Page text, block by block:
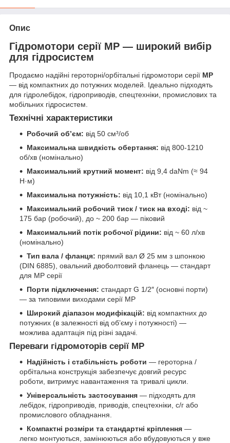
Опис
Гідромотори серії MP — широкий вибір
для гідросистем
Продаємо надійні героторні/орбітальні гідромотори серії MP
— від компактних до потужних моделей. Ідеально підходять
для гідролебідок, гідроприводів, спецтехніки, промислових та
мобільних гідросистем.
Технічні характеристики
Робочий об’єм: від 50 см³/об
Максимальна швидкість обертання: від 800-1210
об/хв (номінально)
Максимальний крутний момент: від 9,4 daNm (≈ 94
Н·м)
Максимальна потужність: від 10,1 кВт (номінально)
Максимальний робочий тиск / тиск на вході: від ~
175 бар (робочий), до ~ 200 бар — піковий
Максимальний потік робочої рідини: від ~ 60 л/хв
(номінально)
Тип вала / фланця: прямий вал Ø 25 мм з шпонкою
(DIN 6885), овальний двоболтовий фланець — стандарт
для MP серії
Порти підключення: стандарт G 1/2″ (основні порти)
— за типовими виходами серії MP
Широкий діапазон модифікацій: від компактних до
потужних (в залежності від об’єму і потужності) —
можлива адаптація під різні задачі.
Переваги гідромоторів серії MP
Надійність і стабільність роботи — героторна /
орбітальна конструкція забезпечує довгий ресурс
роботи, витримує навантаження та тривалі цикли.
Універсальність застосування — підходять для
лебідок, гідроприводів, приводів, спецтехніки, с/г або
промислового обладнання.
Компактні розміри та стандартні кріплення —
легко монтуються, замінюються або вбудовуються у вже